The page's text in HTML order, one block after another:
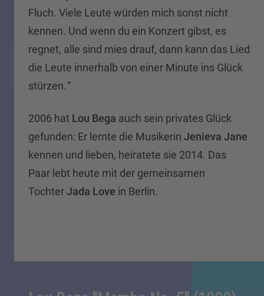
Fluch. Viele Leute würden mich sonst nicht
kennen. Und wenn du ein Konzert gibst, es
regnet, alle sind mies drauf, dann kann das Lied
die Leute innerhalb von einer Minute ins Glück
stürzen.“
2006 hat Lou Bega auch sein privates Glück
gefunden: Er lernte die Musikerin Jenieva Jane
kennen und lieben, heiratete sie 2014. Das
Paar lebt heute mit der gemeinsamen
TochterJada Love in Berlin.